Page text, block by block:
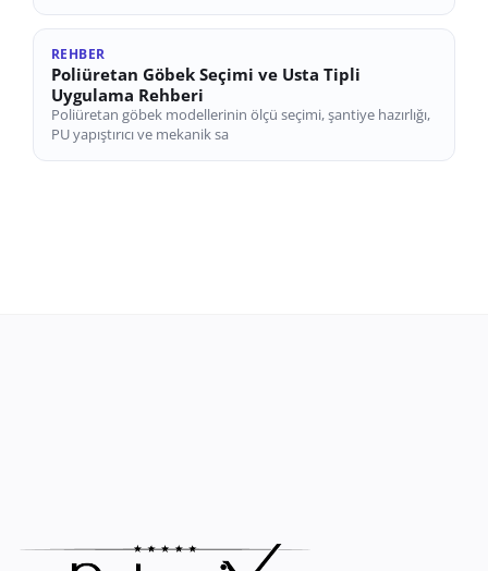
REHBER
Poliüretan Göbek Seçimi ve Usta Tipli
Uygulama Rehberi
Poliüretan göbek modellerinin ölçü seçimi, şantiye hazırlığı,
PU yapıştırıcı ve mekanik sa